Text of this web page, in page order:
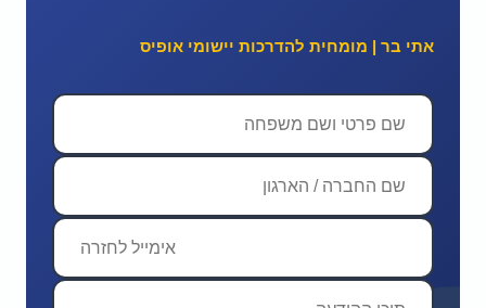
אתי בר | מומחית להדרכות יישומי אופיס